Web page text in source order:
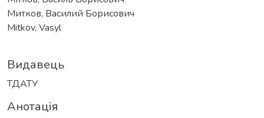
Митков, Василий Борисович
Mitkov, Vasyl
Видавець
ТДАТУ
Анотація